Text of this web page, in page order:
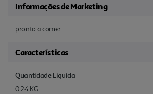
Informações de Marketing
pronto a comer
Características
Quantidade Liquida
0.24 KG